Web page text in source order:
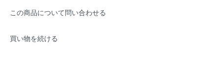
この商品について問い合わせる
買い物を続ける